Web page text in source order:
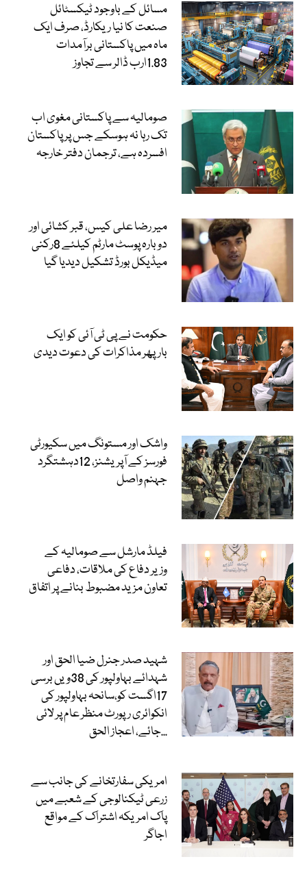
مسائل کے باوجود ٹیکسٹائل
صنعت کا نیا ریکارڈ، صرف ایک
ماہ میں پاکستانی برآمدات
1.83ارب ڈالر سے تجاوز
صومالیہ سے پاکستانی مغوی اب
تک رہا نہ ہوسکے جس پر پاکستان
افسردہ ہے، ترجمان دفتر خارجہ
میر رضا علی کیس، قبر کشائی اور
دوبارہ پوسٹ مارٹم کیلئے 8رکنی
میڈیکل بورڈ تشکیل دیدیا گیا
حکومت نے پی ٹی آئی کو ایک
بارپھر مذاکرات کی دعوت دیدی
واشک اور مستونگ میں سکیورٹی
فورسز کے آپریشنز، 12دہشتگرد
جہنم واصل
فیلڈ مارشل سے صومالیہ کے
وزیر دفاع کی ملاقات، دفاعی
تعاون مزید مضبوط بنانے پر اتفاق
شہید صدر جنرل ضیا الحق اور
شہدائے بہاولپور کی 38ویں برسی
17اگست کو،سانحہ بہاولپور کی
انکوائری رپورٹ منظر عام پر لائی
جائے، اعجاز الحق...
امریکی سفارتخانے کی جانب سے
زرعی ٹیکنالوجی کے شعبے میں
پاک امریکہ اشتراک کے مواقع
اجاگر